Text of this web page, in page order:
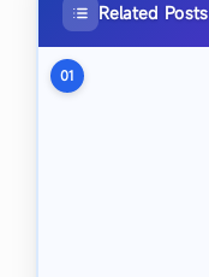
Related Posts
01